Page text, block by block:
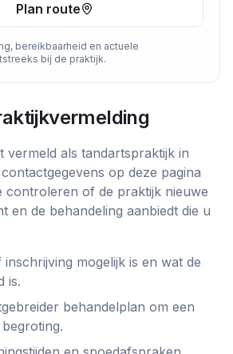
Plan route
bereikbaarheid en actuele
bij de praktijk.
vermeld als tandartspraktijk in
op deze pagina
controleren of de praktijk nieuwe
en de behandeling aanbiedt die u
mogelijk is en wat de
is.
behandelplan om een